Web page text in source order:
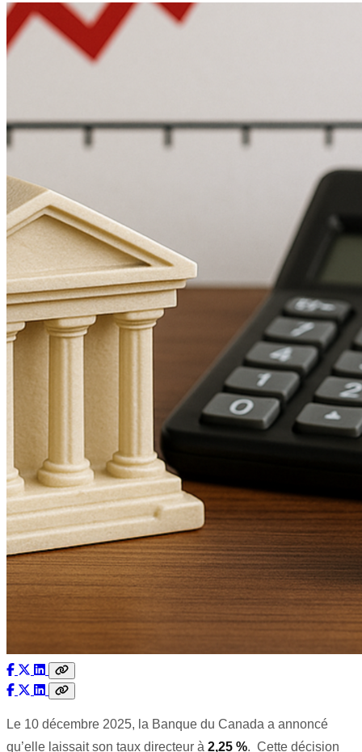
Le 10 décembre 2025, la Banque du Canada a annoncé
qu’elle laissait son taux directeur à 2,25 %. Cette décision